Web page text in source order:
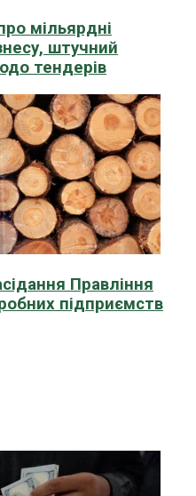
мільярдні
штучний
тендерів
Правління
підприємств